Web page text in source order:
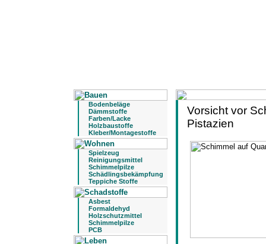
Bodenbeläge
Dämmstoffe
Farben/Lacke
Holzbaustoffe
Kleber/Montagestoffe
Spielzeug
Reinigungsmittel
Schimmelpilze
Schädlingsbekämpfung
Teppiche Stoffe
Asbest
Formaldehyd
Holzschutzmittel
Schimmelpilze
PCB
Vorsicht vor
Pistazien